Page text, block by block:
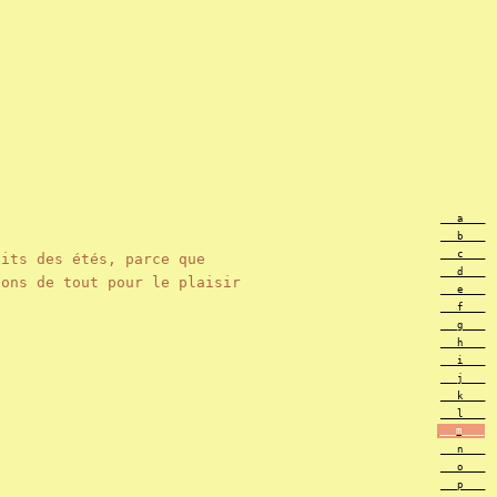
des étés, parce que
de tout pour le plaisir
___a____
___b____
___c____
___d____
___e____
___f____
___g____
___h____
___i____
___j____
___k____
___m____
___n____
___o____
___p____